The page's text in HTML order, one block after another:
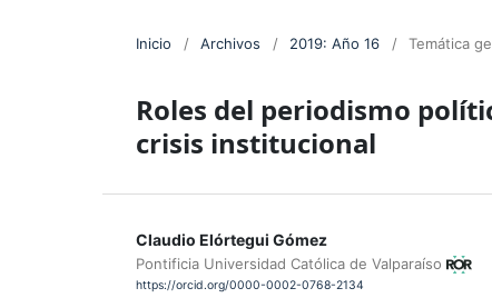
Inicio / Archivos / 2019: Año 16 / Temática
Roles del periodismo
crisis institucional
Claudio Elórtegui Gómez
Pontificia Universidad Católica de Valparaíso
https://orcid.org/0000-0002-0768-2134